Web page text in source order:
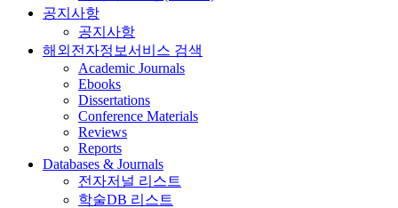
공지사항
공지사항
해외전자정보서비스 검색
Academic Journals
Ebooks
Dissertations
Conference Materials
Reviews
Reports
Databases & Journals
전자저널 리스트
학술DB 리스트